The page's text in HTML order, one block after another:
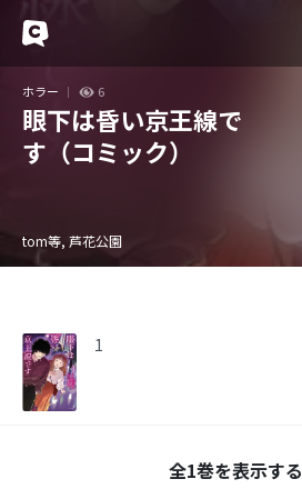
ホラー 6
眼下は昏い京王線で
す（コミック）
tom等, 芦花公園
1
全1巻を表示する